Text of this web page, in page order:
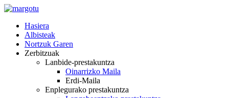
Skip
contentHasiera
Albisteak
Nortzuk Garen
Zerbitzuak
Lanbide-prestakuntza
Oinarrizko Maila
Erdi-Maila
Enplegurako prestakuntza